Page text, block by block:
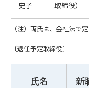
史子
取締役）
（注）両氏は、会社法で
〔退任予定取締役〕
氏名 新